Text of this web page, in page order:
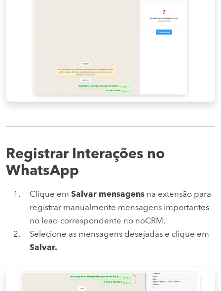
Registrar Interações no
WhatsApp
Clique em Salvar mensagens na extensão para
registrar manualmente mensagens importantes
no lead correspondente no noCRM.
Selecione as mensagens desejadas e clique em
Salvar.